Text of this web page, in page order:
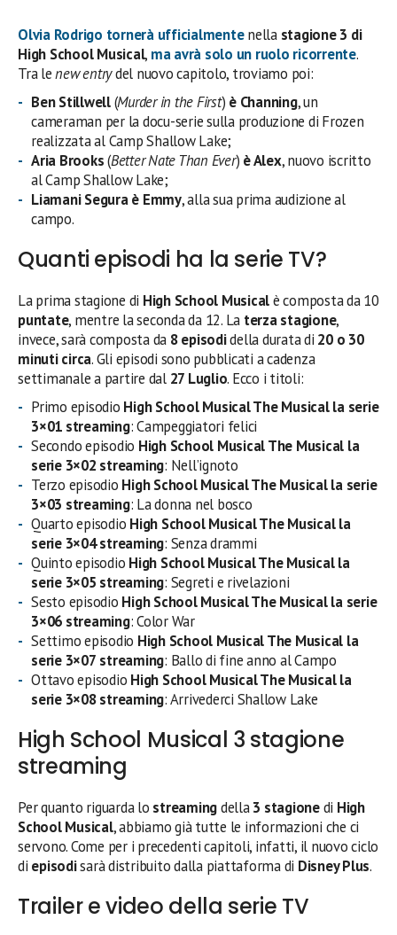
Olvia Rodrigo tornerà ufficialmentenella stagione 3 di
High School Musical, ma avrà solo un ruolo ricorrente.
Tra lenew entrydel nuovo capitolo, troviamo poi:
Ben Stillwell(Murder in the First) è Channing, un
cameraman per la docu-serie sulla produzione di Frozen
realizzata al Camp Shallow Lake;
Aria Brooks(Better Nate Than Ever) è Alex, nuovo iscritto
al Camp Shallow Lake;
Liamani Segura è Emmy, alla sua prima audizione al
campo.
Quanti episodi ha la serie TV?
La prima stagione di High School Musicalè composta da 10
puntate, mentre la seconda da 12. La terza stagione,
invece, sarà composta da 8 episodidella durata di 20 o 30
minuti circa. Gli episodi sono pubblicati a cadenza
settimanale a partire dal 27 Luglio. Ecco i titoli:
Primo episodio High School Musical The Musical la serie
3×01 streaming: Campeggiatori felici
Secondo episodio High School Musical The Musical la
serie 3×02 streaming: Nell’ignoto
Terzo episodio High School Musical The Musical la serie
3×03 streaming: La donna nel bosco
Quarto episodio High School Musical The Musical la
serie 3×04 streaming: Senza drammi
Quinto episodio High School Musical The Musical la
serie 3×05 streaming: Segreti e rivelazioni
Sesto episodio High School Musical The Musical la serie
3×06 streaming: Color War
Settimo episodio High School Musical The Musical la
serie 3×07 streaming: Ballo di fine anno al Campo
Ottavo episodio High School Musical The Musical la
serie 3×08 streaming: Arrivederci Shallow Lake
High School Musical 3 stagione
streaming
Per quanto riguarda lo streamingdella3 stagionedi High
School Musical, abbiamo già tutte le informazioni che ci
servono. Come per i precedenti capitoli, infatti, il nuovo ciclo
di episodisarà distribuito dalla piattaforma di Disney Plus.
Trailer e video della serie TV